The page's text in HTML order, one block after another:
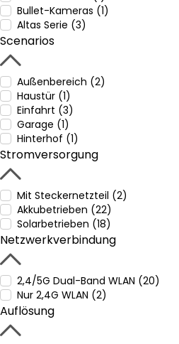
Bullet-Kameras (1)
Altas Serie (3)
Scenarios
Außenbereich (2)
Haustür (1)
Einfahrt (3)
Garage (1)
Hinterhof (1)
Stromversorgung
Mit Steckernetzteil (2)
Akkubetrieben (22)
Solarbetrieben (18)
Netzwerkverbindung
2,4/5G Dual-Band WLAN (20)
Nur 2,4G WLAN (2)
Auflösung